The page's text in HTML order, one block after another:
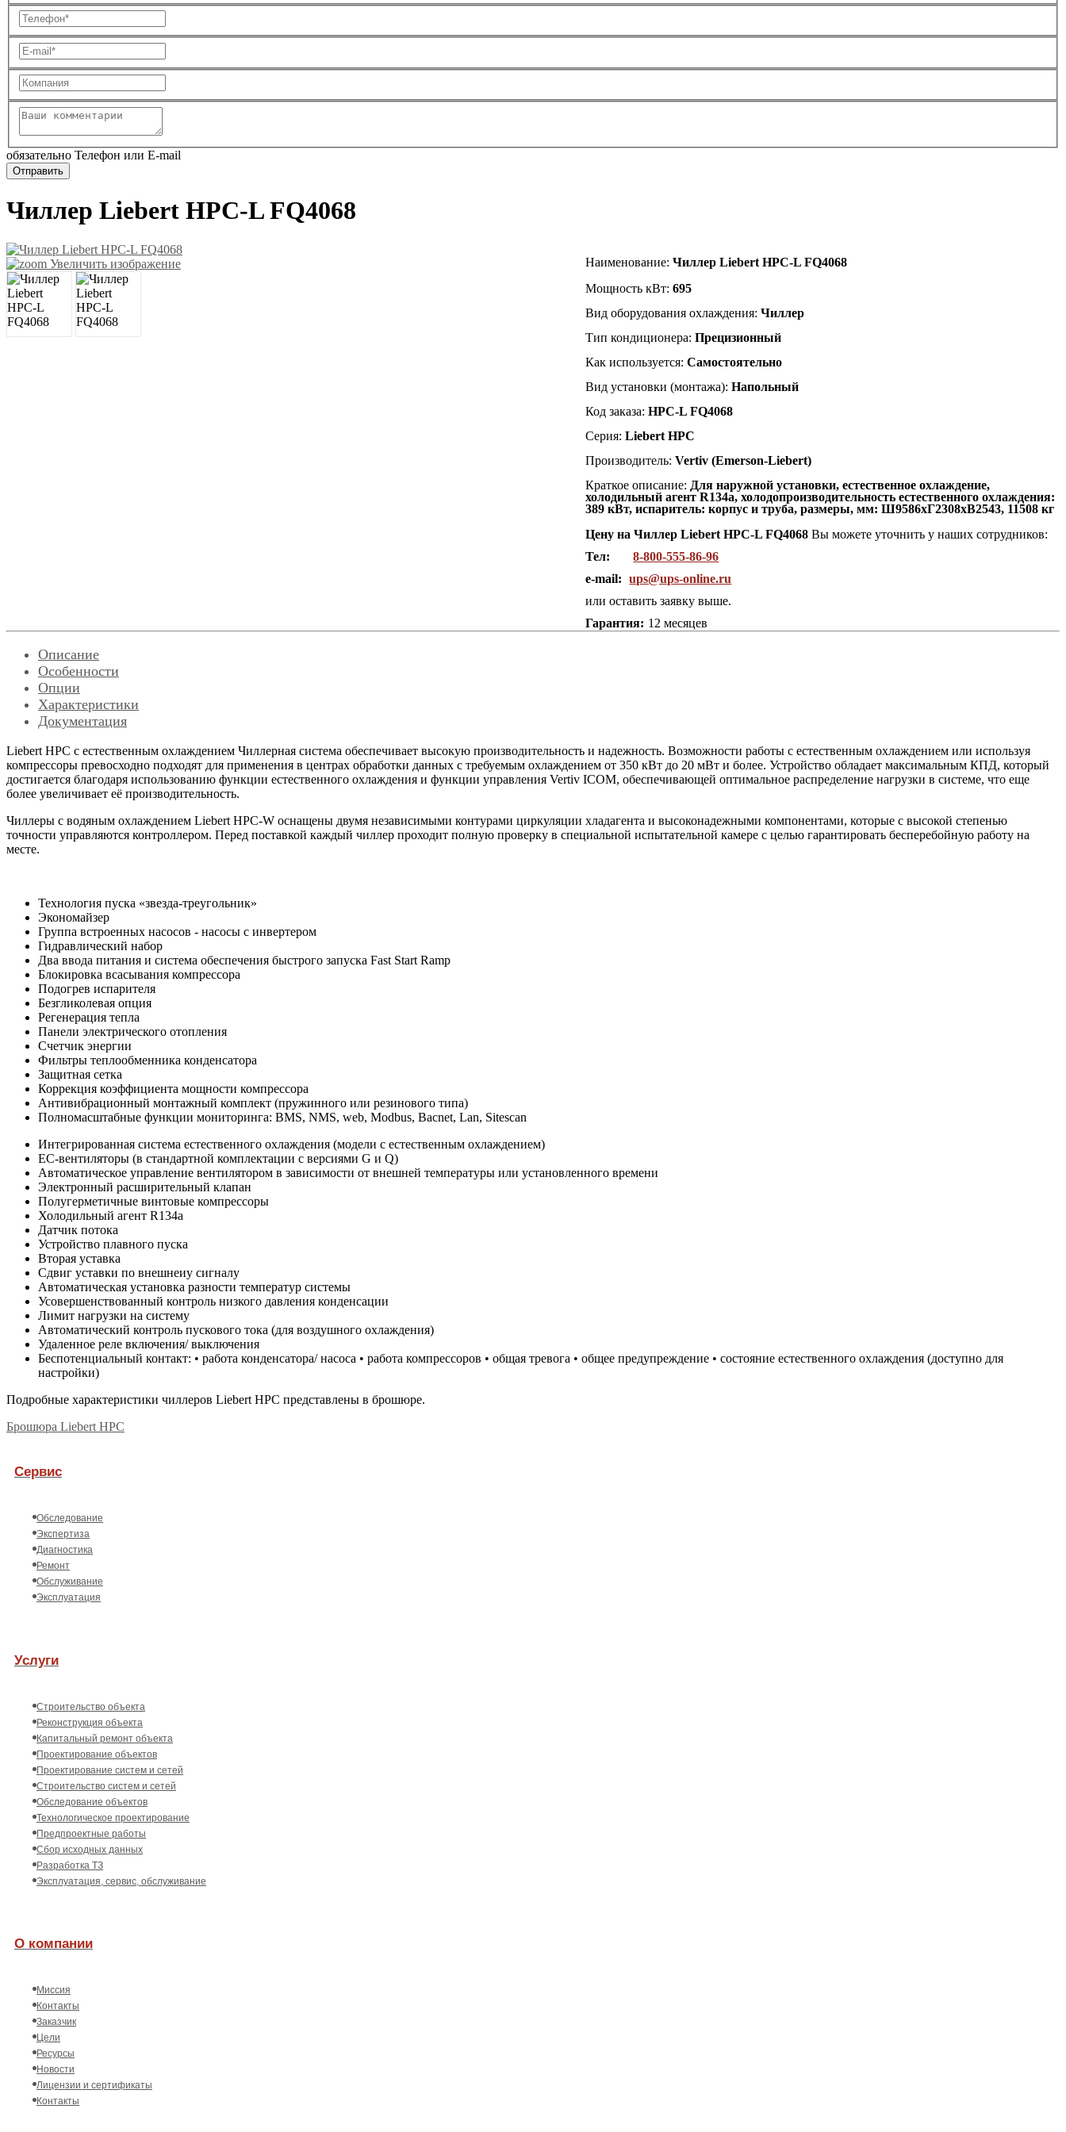
обязательно Телефон или E-mail
Чиллер Liebert HPC-L FQ4068
Увеличить изображение Наименование:Чиллер Liebert HPC-L FQ4068
Мощность кВт:695
Вид оборудования охлаждения:Чиллер
Тип кондиционера:Прецизионный
Как используется: Самостоятельно
Вид установки (монтажа): Напольный
Код заказа: HPC-L FQ4068
Серия: LiebertHPC
Производитель:Vertiv (Emerson-Liebert)
Краткое описание: Для наружной установки, естественное охлаждение,
холодильный агент R134а, холодопроизводительность естественного охлаждения:
389 кВт, испаритель: корпус и труба, размеры, мм: Ш9586хГ2308хВ2543, 11508 кг
Цену на Чиллер Liebert HPC-L FQ4068Вы можете уточнить у наших сотрудников:
Тел:
8-800-555-86-96
e-mail:
ups@ups-online.ru
или оставить заявку выше.
Гарантия: 12 месяцев
Описание
Особенности
Опции
Характеристики
Документация
Liebert HPС с естественным охлаждением Чиллерная система обеспечивает высокую производительность и надежность. Возможности работы с естественным охлаждением или используя
компрессоры превосходно подходят для применения в центрах обработки данных с требуемым охлаждением от 350 кВт до 20 мВт и более. Устройство обладает максимальным КПД, который
достигается благодаря использованию функции естественного охлаждения и функции управления Vertiv ICOM, обеспечивающей оптимальное распределение нагрузки в системе, что еще
более увеличивает её производительность.
Чиллеры с водяным охлаждением Liebert HPC-W оснащены двумя независимыми контурами циркуляции хладагента и высоконадежными компонентами, которые с высокой степенью
точности управляются контроллером. Перед поставкой каждый чиллер проходит полную проверку в специальной испытательной камере с целью гарантировать бесперебойную работу на
месте.
Технология пуска «звезда-треугольник»
Экономайзер
Группа встроенных насосов - насосы с инвертером
Гидравлический набор
Два ввода питания и система обеспечения быстрого запуска Fast Start Ramp
Блокировка всасывания компрессора
Подогрев испарителя
Безгликолевая опция
Регенерация тепла
Панели электрического отопления
Счетчик энергии
Фильтры теплообменника конденсатора
Защитная сетка
Коррекция коэффициента мощности компрессора
Антивибрационный монтажный комплект (пружинного или резинового типа)
Полномасштабные функции мониторинга: BMS, NMS, web, Modbus, Bacnet, Lan, Sitescan
Интегрированная система естественного охлаждения (модели с естественным охлаждением)
EC-вентиляторы (в стандартной комплектации с версиями G и Q)
Автоматическое управление вентилятором в зависимости от внешней температуры или установленного времени
Электронный расширительный клапан
Полугерметичные винтовые компрессоры
Холодильный агент R134a
Датчик потока
Устройство плавного пуска
Вторая уставка
Сдвиг уставки по внешнеиу сигналу
Автоматическая установка разности температур системы
Усовершенствованный контроль низкого давления конденсации
Лимит нагрузки на систему
Автоматический контроль пускового тока (для воздушного охлаждения)
Удаленное реле включения/ выключения
Беспотенциальный контакт: • работа конденсатора/ насоса • работа компрессоров • общая тревога • общее предупреждение • состояние естественного охлаждения (доступно для
настройки)
Подробные характеристики чиллеров Liebert HPC представлены в брошюре.
Брошюра Liebert HPC
Сервис
Обследование
Экспертиза
Диагностика
Ремонт
Обслуживание
Эксплуатация
Услуги
Строительство объекта
Реконструкция объекта
Капитальный ремонт объекта
Проектирование объектов
Проектирование систем и сетей
Строительство систем и сетей
Обследование объектов
Технологическое проектирование
Предпроектные работы
Сбор исходных данных
Разработка ТЗ
Эксплуатация, сервис, обслуживание
О компании
Миссия
Контакты
Заказчик
Цели
Ресурсы
Новости
Лицензии и сертификаты
Контакты